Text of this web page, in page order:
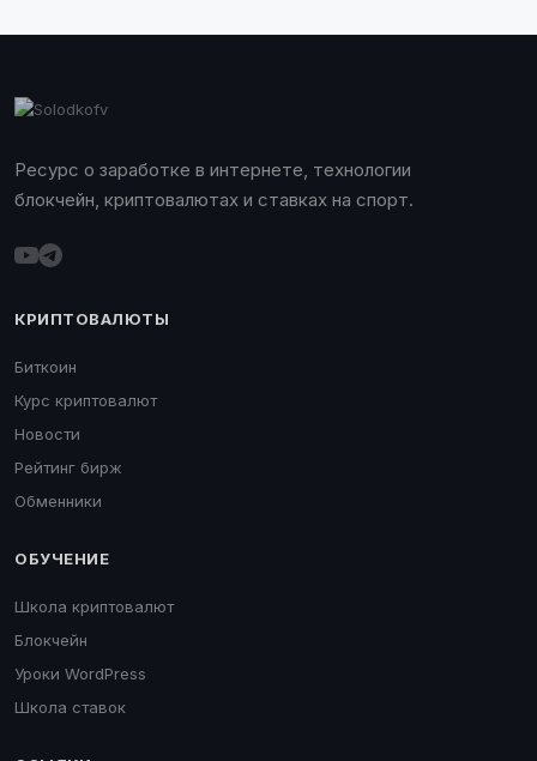
Ресурс о заработке в интернете, технологии
блокчейн, криптовалютах и ставках на спорт.
КРИПТОВАЛЮТЫ
Биткоин
Курс криптовалют
Новости
Рейтинг бирж
Обменники
ОБУЧЕНИЕ
Школа криптовалют
Блокчейн
Уроки WordPress
Школа ставок